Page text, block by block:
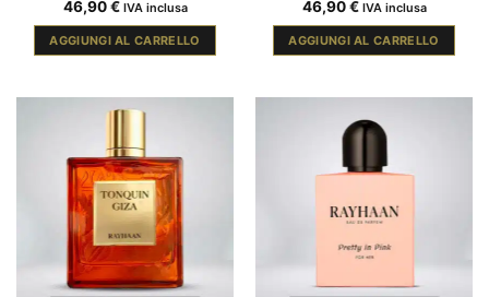
46,90€ IVA inclusa
AGGIUNGI AL CARRELLO
46,90€ IVA inclusa
AGGIUNGI AL CARRELLO